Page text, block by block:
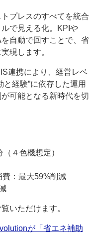
プレスのすべてを統合
で見える化。KPIや
自動で回すことで、省
現します。
連携により、経営レベ
経験”に依存した運用
可能となる新時代を切
４色機想定）
費：最大59%削減
いただけます。
が「省エネ補助